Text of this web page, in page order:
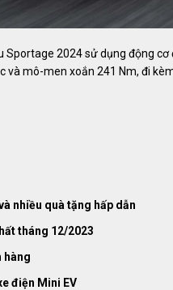
Sportage 2024 sử dụng động
mô-men xoắn 241 Nm, đi
nhiều quà tặng hấp dẫn
tháng 12/2023
hàng
điện Mini EV